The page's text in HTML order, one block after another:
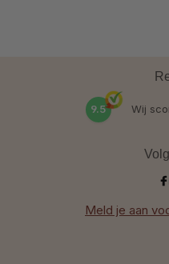
9.5 Wij
Meld je aan